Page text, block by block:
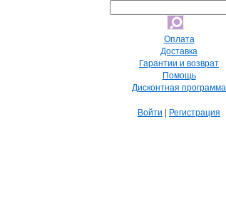
Оплата
Доставка
Гарантии и возврат
Помощь
Дисконтная программа
Войти | Регистрация